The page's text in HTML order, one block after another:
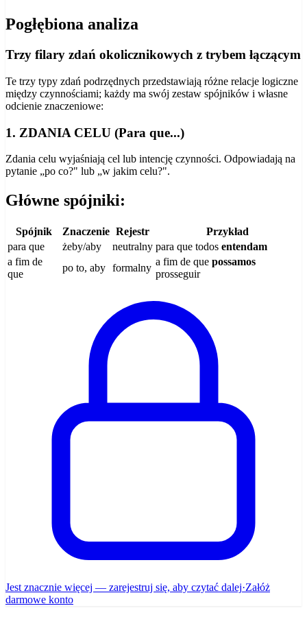
Pogłębiona analiza
Trzy filary zdań okolicznikowych z trybem łączącym
Te trzy typy zdań podrzędnych przedstawiają różne relacje logiczne
między czynnościami; każdy ma swój zestaw spójników i własne
odcienie znaczeniowe:
1. ZDANIA CELU (Para que...)
Zdania celu wyjaśniają cel lub intencję czynności. Odpowiadają na
pytanie „po co?" lub „w jakim celu?".
Główne spójniki:
Spójnik Znaczenie Rejestr
Przykład
para que
żeby/aby neutralny para que todos entendam
a fim de
que
po to, aby formalny
a fim de que possamos
prosseguir
Jest znacznie więcej — zarejestruj się, aby czytać dalej·Załóż
darmowe konto